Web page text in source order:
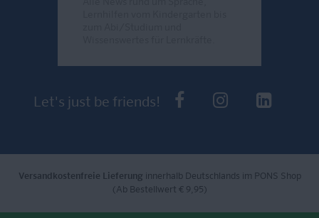
Let's just be friends! PONS beiPONS bei
Versandkostenfreie Lieferung innerhalb Deutschlands im PONS Shop
(Ab Bestellwert € 9,95)